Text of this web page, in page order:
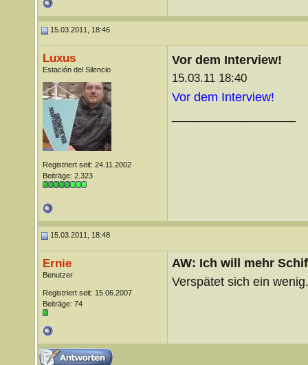
15.03.2011, 18:46
Luxus
Estación del Silencio
Registriert seit: 24.11.2002
Beiträge: 2.323
Vor dem Interview!
15.03.11 18:40
Vor dem Interview!
15.03.2011, 18:48
Ernie
Benutzer
Registriert seit: 15.06.2007
Beiträge: 74
AW: Ich will mehr
Verspätet sich ein